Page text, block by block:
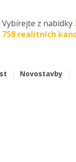
Vybírejte z nabídky
758 realitních
| Novostavby |